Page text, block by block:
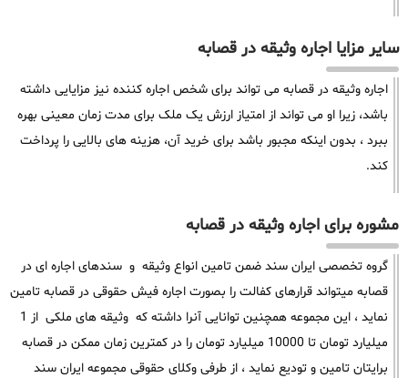
سایر مزایا اجاره وثیقه در قصابه
اجاره وثیقه در قصابه می تواند برای شخص اجاره کننده نیز مزایایی داشته
باشد، زیرا او می تواند از امتیاز ارزش یک ملک برای مدت زمان معینی بهره
ببرد ، بدون اینکه مجبور باشد برای خرید آن، هزینه های بالایی را پرداخت
کند.
مشوره برای اجاره وثیقه در قصابه
گروه تخصصی ایران سند ضمن تامین انواع وثیقه و سندهای اجاره ای در
قصابه میتواند قرارهای کفالت را بصورت اجاره فیش حقوقی در قصابه تامین
نماید ، این مجموعه همچنین توانایی آنرا داشته که وثیقه های ملکی از 1
میلیارد تومان تا 10000 میلیارد تومان را در کمترین زمان ممکن در قصابه
برایتان تامین و تودیع نماید ، از طرفی وکلای حقوقی مجموعه ایران سند